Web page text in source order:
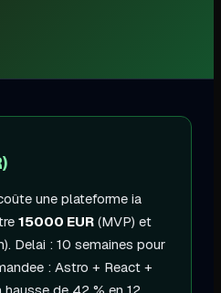
une plateforme ia
15000 EUR (MVP) et
Delai : 10 semaines pour
: Astro + React +